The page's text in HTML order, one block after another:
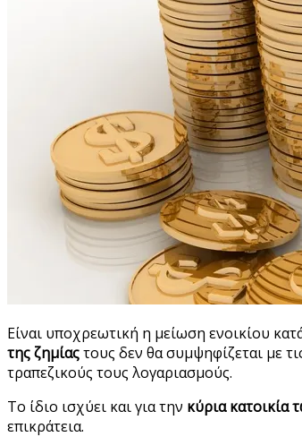
Είναι υποχρεωτική η μείωση ενοικίου
της ζημίαςτους δεν θα συμψηφίζεται με
τραπεζικούς τους λογαριασμούς.
Το ίδιο ισχύει και για την κύρια κατοικία
επικράτεια.